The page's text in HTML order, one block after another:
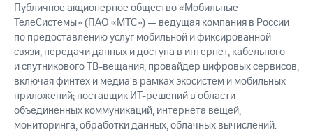
деловая этика
На главную
Публичное акционерное общество «Мобильные
ТелеСистемы» (ПАО «МТС») — ведущая компания в России
по предоставлению услуг мобильной и фиксированной
связи, передачи данных и доступа в интернет, кабельного
и спутникового ТВ-вещания; провайдер цифровых сервисов,
включая финтех и медиа в рамках экосистем и мобильных
приложений; поставщик ИТ-решений в области
объединенных коммуникаций, интернета вещей,
мониторинга, обработки данных, облачных вычислений.